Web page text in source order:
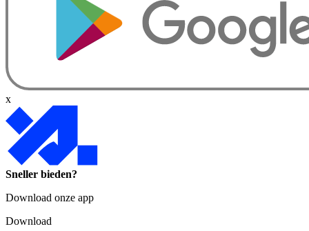
x
Sneller bieden?
Download onze app
Download